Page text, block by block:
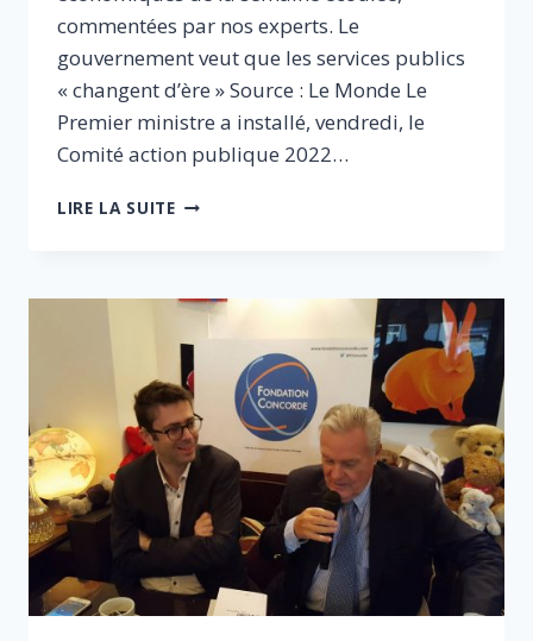
commentées par nos experts. Le
gouvernement veut que les services publics
« changent d’ère » Source : Le Monde Le
Premier ministre a installé, vendredi, le
Comité action publique 2022…
LIRE LA SUITEDÉPENSE
COUR
COMPTES
LES
6
INFOS
QU’IL
NE
FALLAIT
PAS
MANQUER
LA